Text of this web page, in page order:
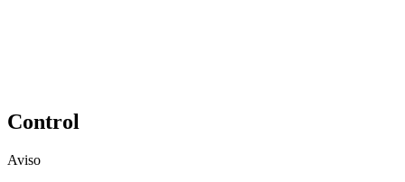
Control
Aviso